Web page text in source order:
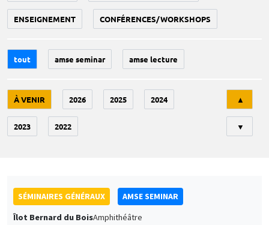
ENSEIGNEMENT CONFÉRENCES/WORKSHOPS
tout amse seminar amse lecture
À VENIR 2026 2025 2024
2023 2022
▲
▼
SÉMINAIRES GÉNÉRAUX
AMSE SEMINAR
Îlot Bernard du BoisAmphithéâtre